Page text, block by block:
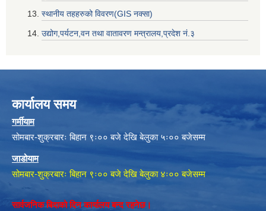
स्थानीय तहहरुको विवरण(GIS नक्सा)
उद्योग,पर्यटन,वन तथा वातावरण मन्त्रालय,प्रदेश नं‌‍‌‍.३
कार्यालय समय
गर्मीयाम
सोमबार-शुक्रबारः बिहान ९ः०० बजे देखि बेलुका ५ः०० बजेसम्म
जाडोयाम
सोमबार-शुक्रबारः बिहान ९ः०० बजे देखि बेलुका ४ः०० बजेसम्म
सार्वजनिक बिदाको दिन कार्यालय बन्द रहनेछ।